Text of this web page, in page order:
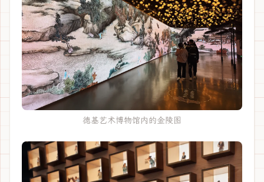
德基艺术博物馆内的金陵图